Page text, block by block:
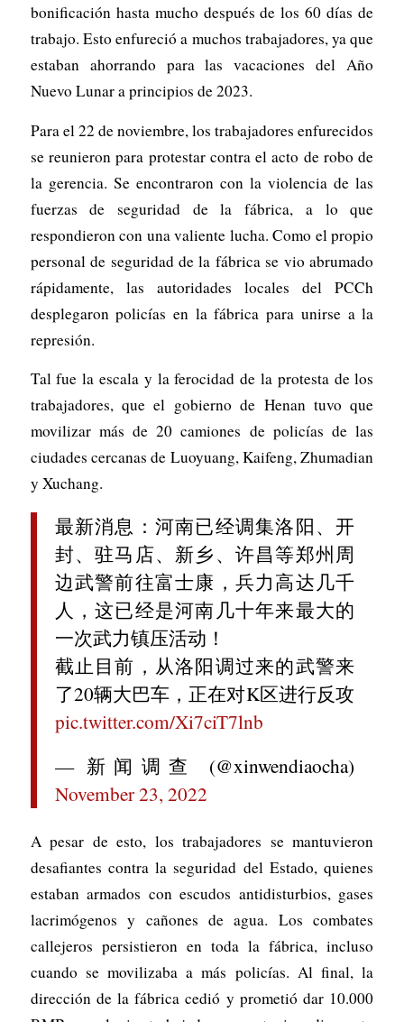
bonificación hasta mucho después de los 60 días de
trabajo. Esto enfureció a muchos trabajadores, ya que
estaban ahorrando para las vacaciones del Año
Nuevo Lunar a principios de 2023.
Para el 22 de noviembre, los trabajadores enfurecidos
se reunieron para protestar contra el acto de robo de
la gerencia. Se encontraron con la violencia de las
fuerzas de seguridad de la fábrica, a lo que
respondieron con una valiente lucha. Como el propio
personal de seguridad de la fábrica se vio abrumado
rápidamente, las autoridades locales del PCCh
desplegaron policías en la fábrica para unirse a la
represión.
Tal fue la escala y la ferocidad de la protesta de los
trabajadores, que el gobierno de Henan tuvo que
movilizar más de 20 camiones de policías de las
ciudades cercanas de Luoyuang, Kaifeng, Zhumadian
y Xuchang.
最新消息：河南已经调集洛阳、开
封、驻马店、新乡、许昌等郑州周
边武警前往富士康，兵力高达几千
人，这已经是河南几十年来最大的
一次武力镇压活动！
截止目前，从洛阳调过来的武警来
了20辆大巴车，正在对K区进行反攻
pic.twitter.com/Xi7ciT7lnb
— 新闻调查 (@xinwendiaocha)
November 23, 2022
A pesar de esto, los trabajadores se mantuvieron
desafiantes contra la seguridad del Estado, quienes
estaban armados con escudos antidisturbios, gases
lacrimógenos y cañones de agua. Los combates
callejeros persistieron en toda la fábrica, incluso
cuando se movilizaba a más policías. Al final, la
dirección de la fábrica cedió y prometió dar 10.000